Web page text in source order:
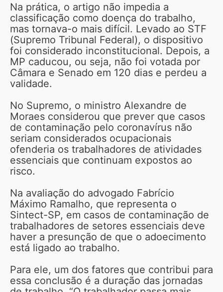
Na prática, o artigo não impedia a
classificação como doença do trabalho,
mas tornava-o mais difícil. Levado ao STF
(Supremo Tribunal Federal), o dispositivo
foi considerado inconstitucional. Depois, a
MP caducou, ou seja, não foi votada por
Câmara e Senado em 120 dias e perdeu a
validade.
No Supremo, o ministro Alexandre de
Moraes considerou que prever que casos
de contaminação pelo coronavírus não
seriam considerados ocupacionais
ofenderia os trabalhadores de atividades
essenciais que continuam expostos ao
risco.
Na avaliação do advogado Fabrício
Máximo Ramalho, que representa o
Sintect-SP, em casos de contaminação de
trabalhadores de setores essenciais deve
haver a presunção de que o adoecimento
está ligado ao trabalho.
Para ele, um dos fatores que contribui para
essa conclusão é a duração das jornadas